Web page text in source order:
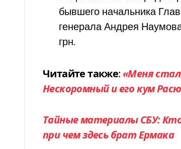
бывшего начальника
генерала Андрея
грн.
Читайте также:«Меня
Нескоромный и его кум
Тайные материалы СБУ: Кто
при чем здесь брат Ермака